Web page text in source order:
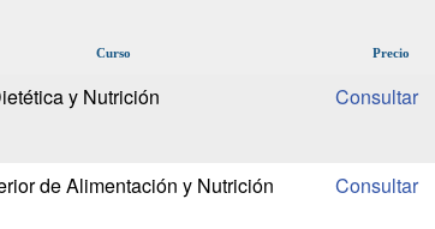
Curso Precio
y Nutrición
de Alimentación y Nutrición